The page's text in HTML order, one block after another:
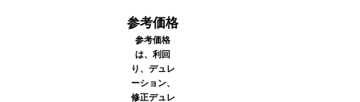
参考価格
参考価格
は、利回
り、デュレ
ーション、
修正デュレ